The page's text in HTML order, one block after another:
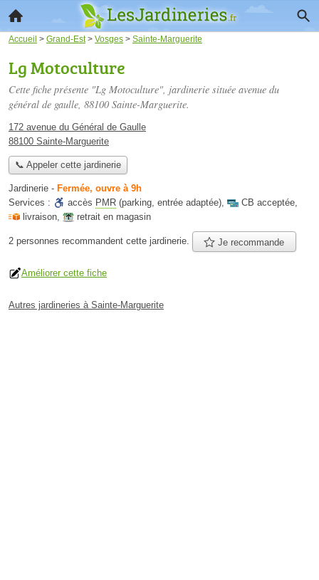
Accueil > Grand-Est> Vosges > Sainte-Marguerite
Lg Motoculture
Cette fiche présente "Lg Motoculture", jardinerie située avenue du
général de gaulle, 88100 Sainte-Marguerite.
172 avenue du Général de Gaulle
88100 Sainte-Marguerite
📞 Appeler cette jardinerie
Jardinerie - Fermée, ouvre à 9h
Services :
accès PMR (parking, entrée adaptée), CB acceptée,
livraison, retrait en magasin
2 personnes recommandent cette jardinerie. Je recommande
Améliorer cette fiche
Autres jardineries à Sainte-Marguerite